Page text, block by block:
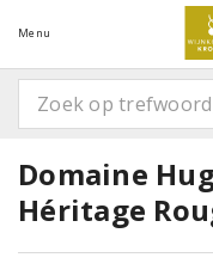
Menu
Domaine
Héritage